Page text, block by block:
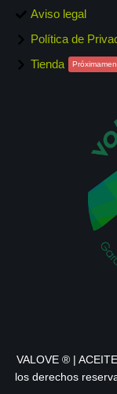
Aviso legal
Política de
Tienda
VALOVE ® |
los derechos